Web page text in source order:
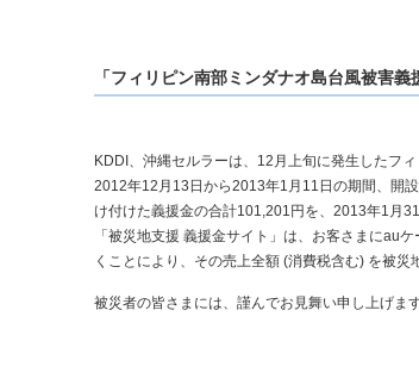
「フィリピン南部ミンダナオ島台風被害
KDDI、沖縄セルラーは、12月上旬に発生したフ
2012年12月13日から2013年1月11日の期間、開
け付けた義援金の合計101,201円を、2013年1月
「被災地支援 義援金サイト」は、お客さまにau
くことにより、その売上全額 (消費税含む) を被災
被災者の皆さまには、謹んでお見舞い申し上げま